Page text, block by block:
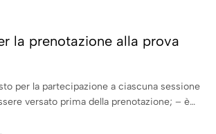
la prenotazione alla prova
per la partecipazione a ciascuna sessione
versato prima della prenotazione; – è…